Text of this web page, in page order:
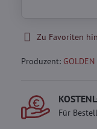
Zu Favoriten
Produzent: GOLDEN
Für